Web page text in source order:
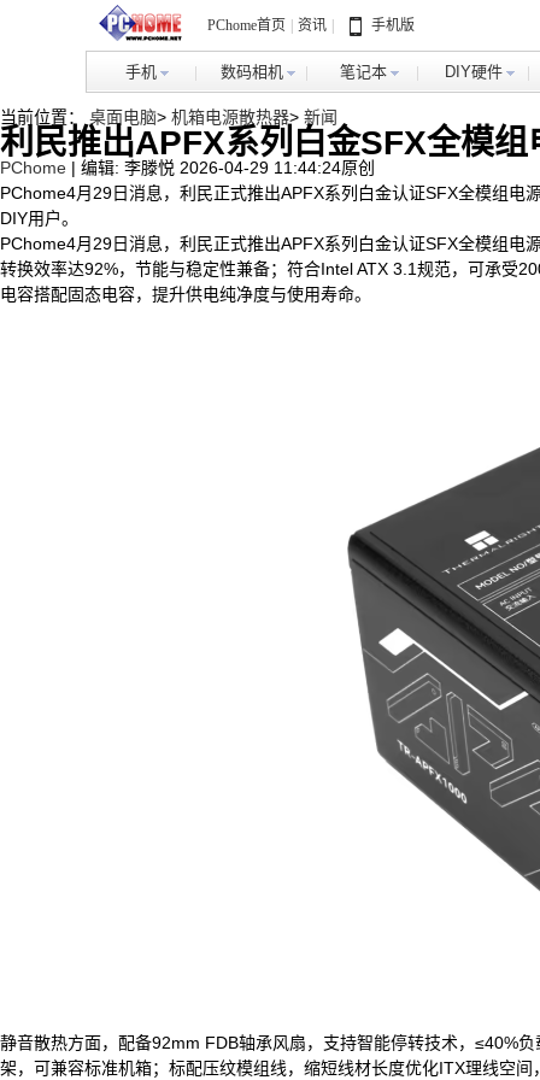
PChome首页 资讯 手机版
手机 数码相机 笔记本 DIY硬件
当前位置： 桌面电脑> 机箱电源散热器> 新闻
利民推出APFX系列白金SFX全模
PChome | 编辑: 李滕悦 2026-04-29 11:44:24原创
PChome4月29日消息，利民正式推出APFX系列白金认证SFX全模组
DIY用户。
PChome4月29日消息，利民正式推出APFX系列白金认证SFX全模组
转换效率达92%，节能与稳定性兼备；符合Intel ATX 3.1规范，可承受
电容搭配固态电容，提升供电纯净度与使用寿命。
静音散热方面，配备92mm FDB轴承风扇，支持智能停转技术，≤40%
架，可兼容标准机箱；标配压纹模组线，缩短线材长度优化ITX理线空